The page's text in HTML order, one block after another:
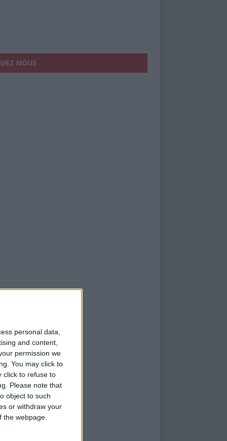
personal data,
and content,
permission we
You may click to
click to refuse to
Please note that
object to such
or withdraw your
webpage.
NOUS